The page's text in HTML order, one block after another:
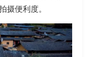
摄便利度。